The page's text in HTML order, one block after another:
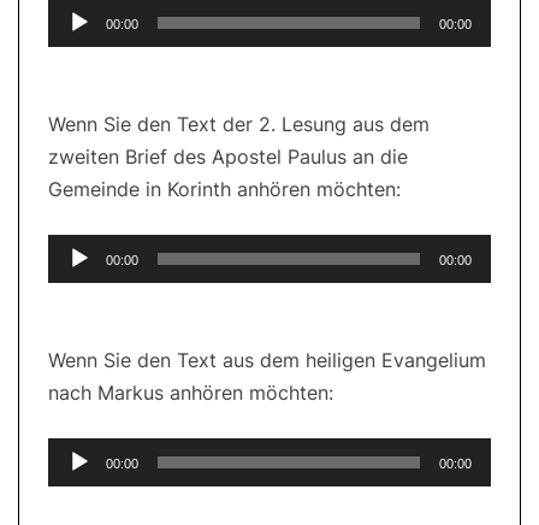
Audio-
Player
00:00 00:00
Wenn Sie den Text der 2. Lesung aus dem
zweiten Brief des Apostel Paulus an die
Gemeinde in Korinth anhören möchten:
Audio-
Player
00:00 00:00
Wenn Sie den Text aus dem heiligen Evangelium
nach Markus anhören möchten:
Audio-
Player
00:00 00:00